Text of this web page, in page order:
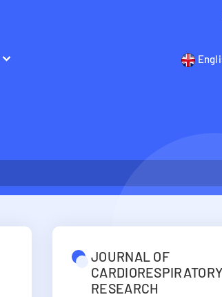
JOURNAL OF
CARDIORESPIRATORY
RESEARCH